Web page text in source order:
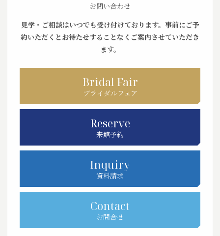
お問い合わせ
見学・ご相談はいつでも受け付けております。 事前にご予
約いただくとお待たせすることなくご案内させていただき
ます。
Bridal Fair
ブライダルフェア
Reserve
来館予約
Inquiry
資料請求
Contact
お問合せ